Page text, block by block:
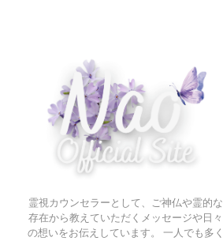
霊視カウンセラーとして、ご神仏や霊的な
存在から教えていただくメッセージや日々
の想いをお伝えしています。 一人でも多く